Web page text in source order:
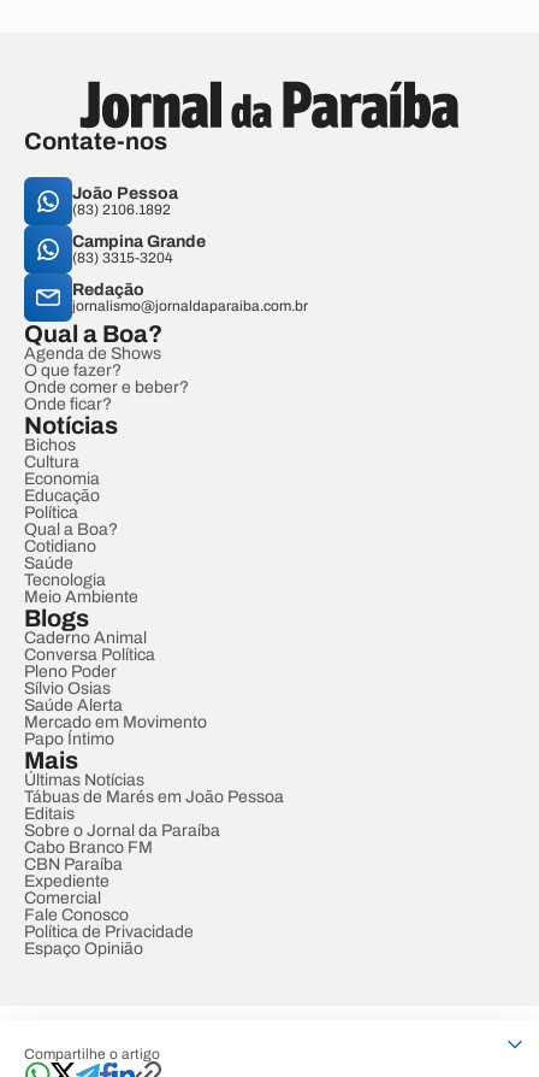
Compartilhe o artigo
Contate-nos
João Pessoa
(83) 2106.1892
Campina Grande
(83) 3315-3204
Redação
jornalismo@jornaldaparaiba.com.br
Qual a Boa?
Agenda de Shows
O que fazer?
Onde comer e beber?
Onde ficar?
Notícias
Bichos
Cultura
Economia
Educação
Política
Qual a Boa?
Cotidiano
Saúde
Tecnologia
Meio Ambiente
Blogs
Caderno Animal
Conversa Política
Pleno Poder
Sílvio Osias
Saúde Alerta
Mercado em Movimento
Papo Íntimo
Mais
Últimas Notícias
Tábuas de Marés em João Pessoa
Editais
Sobre o Jornal da Paraíba
Cabo Branco FM
CBN Paraíba
Expediente
Comercial
Fale Conosco
Política de Privacidade
Espaço Opinião